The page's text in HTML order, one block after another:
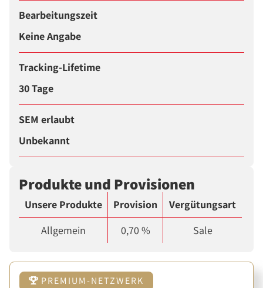
Bearbeitungszeit
Keine Angabe
Tracking-Lifetime
30 Tage
SEM erlaubt
Unbekannt
Produkte und Provisionen
Unsere Produkte Provision
Vergütungsart
Allgemein
0,70 % Sale
PREMIUM-NETZWERK